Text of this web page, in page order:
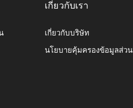
เกี่ยวกับเรา
เกี่ยวกับบริษัท
นโยบายคุ้มครองข้อมูลส่ว